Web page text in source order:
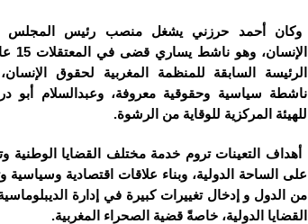
وكان أحمد حرزني يشغل منصب رئيس المجلس
الرئيسة السابقة للمنظمة المغربية لحقوق
ناشطة سياسية وحقوقية معروفة، وعبدالسلام أبو
للهيئة المركزية للوقاية من الرشوة.
أهداف التعينات تروم خدمة مختلف القضايا الوطنية
على الساحة الدولية، وبناء علاقات اقتصادية وسياسية
من الدول و إدخال تغييرات كبيرة في إدارة
القضايا الدولية، خاصةً قضية الصحراء المغربية.